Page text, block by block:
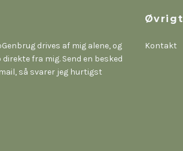
drives af mig alene, og
fra mig. Send en besked
så svarer jeg hurtigst
Øvrigt
Kontakt